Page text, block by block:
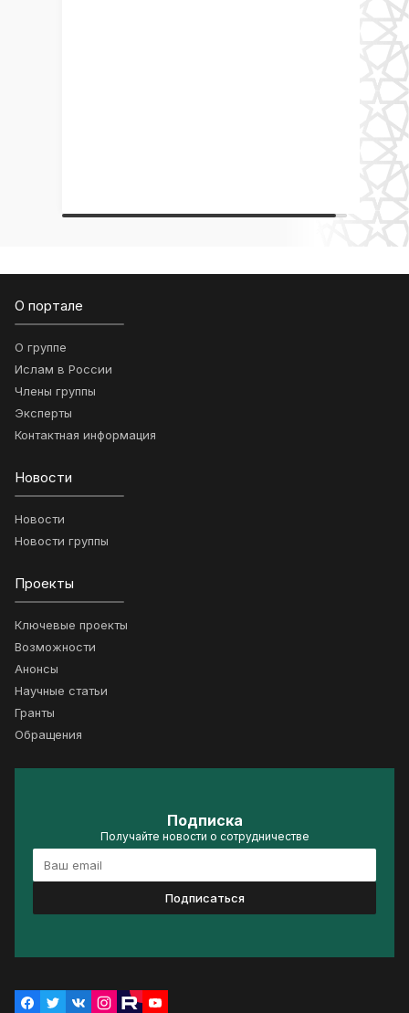
О портале
О группе
Ислам в России
Члены группы
Эксперты
Контактная информация
Новости
Новости
Новости группы
Проекты
Ключевые проекты
Возможности
Анонсы
Научные статьи
Гранты
Обращения
Подписка
Получайте новости о сотрудничестве
Подписаться